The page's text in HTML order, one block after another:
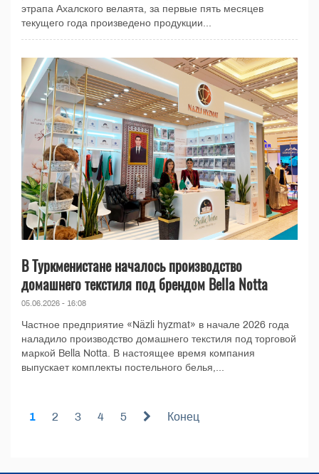
этрапа Ахалского велаята, за первые пять месяцев
текущего года произведено продукции...
В Туркменистане началось производство
домашнего текстиля под брендом Bella Notta
05.06.2026 - 16:08
Частное предприятие «Näzli hyzmat» в начале 2026 года
наладило производство домашнего текстиля под торговой
маркой Bella Notta. В настоящее время компания
выпускает комплекты постельного белья,...
1 2 3 4 5 Конец